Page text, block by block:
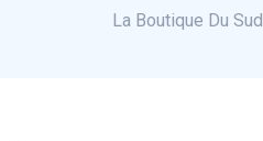
La Boutique Du Sud